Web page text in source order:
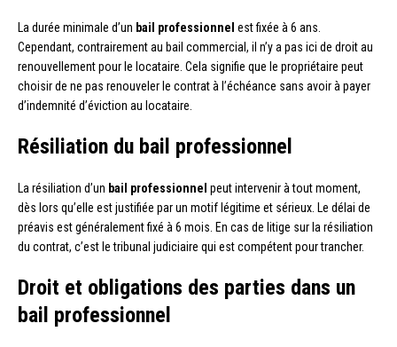
La durée minimale d’un bail professionnel est fixée à 6 ans.
Cependant, contrairement au bail commercial, il n’y a pas ici de droit au
renouvellement pour le locataire. Cela signifie que le propriétaire peut
choisir de ne pas renouveler le contrat à l’échéance sans avoir à payer
d’indemnité d’éviction au locataire.
Résiliation du bail professionnel
La résiliation d’un bail professionnel peut intervenir à tout moment,
dès lors qu’elle est justifiée par un motif légitime et sérieux. Le délai de
préavis est généralement fixé à 6 mois. En cas de litige sur la résiliation
du contrat, c’est le tribunal judiciaire qui est compétent pour trancher.
Droit et obligations des parties dans un
bail professionnel